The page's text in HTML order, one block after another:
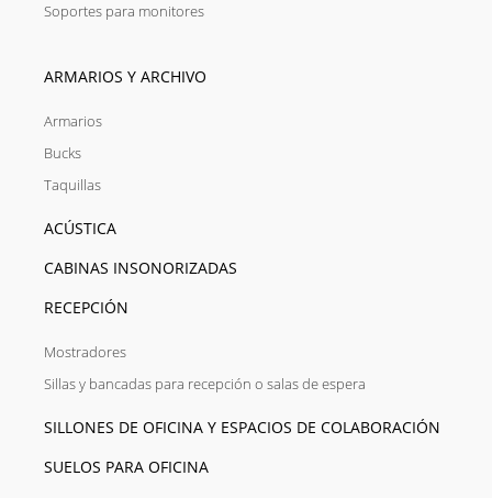
Soportes para monitores
ARMARIOS Y ARCHIVO
Armarios
Bucks
Taquillas
ACÚSTICA
CABINAS INSONORIZADAS
RECEPCIÓN
Mostradores
Sillas y bancadas para recepción o salas de espera
SILLONES DE OFICINA Y ESPACIOS DE COLABORACIÓN
SUELOS PARA OFICINA